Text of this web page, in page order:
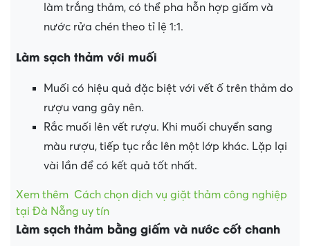
làm trắng thảm, có thể pha hỗn hợp giấm và
nước rửa chén theo tỉ lệ 1:1.
Làm sạch thảm với muối
Muối có hiệu quả đặc biệt với vết ố trên thảm do
rượu vang gây nên.
Rắc muối lên vết rượu. Khi muối chuyển sang
màu rượu, tiếp tục rắc lên một lớp khác. Lặp lại
vài lần để có kết quả tốt nhất.
Xem thêm Cách chọn dịch vụ giặt thảm công nghiệp
tại Đà Nẵng uy tín
Làm sạch thảm bằng giấm và nước cốt chanh